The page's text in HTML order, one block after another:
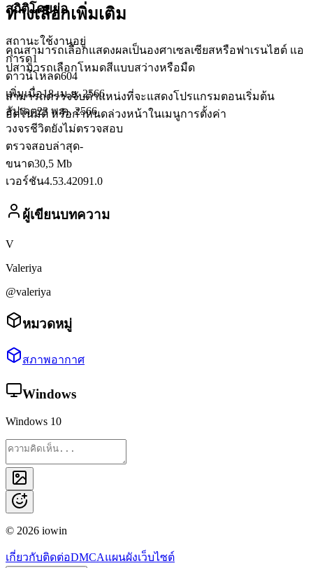
ทางเลือกเพิ่มเติม
คุณสามารถเลือกแสดงผลเป็นองศาเซลเซียสหรือฟาเรนไฮต์ แอ
ปสามารถเลือกโหมดสีแบบสว่างหรือมืด
สามารถตรวจจับตำแหน่งที่จะแสดงโปรแกรมตอนเริ่มต้น
อัตโนมัติ หรือกำหนดล่วงหน้าในเมนูการตั้งค่า
สถิติโดยย่อ
สถานะใช้งานอยู่
การดู1
ดาวน์โหลด604
เพิ่มเมื่อ18 เม.ย. 2566
อัปเดต23 พ.ค. 2566
วงจรชีวิตยังไม่ตรวจสอบ
ตรวจสอบล่าสุด-
ขนาด30,5 Mb
เวอร์ชัน4.53.42091.0
ผู้เขียนบทความ
V
Valeriya
@valeriya
หมวดหมู่
สภาพอากาศ
Windows
Windows 10
© 2026 iowin
เกี่ยวกับติดต่อDMCAแผนผังเว็บไซต์